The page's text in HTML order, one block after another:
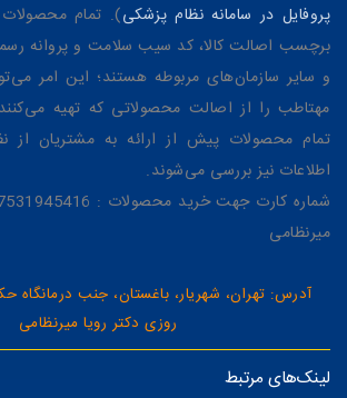
پروفایل در سامانه نظام پزشکی). تمام محصولات
برچسب اصالت کالا، کد سیب سلامت و پروانه
و سایر سازمان‌های مربوطه هستند؛ این امر
مهتاطب را از اصالت محصولاتی که تهیه
تمام محصولات پیش از ارائه به مشتریان
اطلاعات نیز بررسی می‌شوند.
میرنظامی
آدرس: تهران، شهریار، باغستان، جنب درمانگاه
روزی دکتر رویا میرنظامی
لینک‌های مرتبط